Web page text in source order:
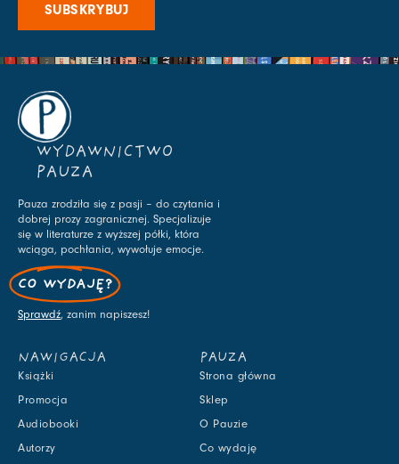
SUBSKRYBUJ
WYDAWNICTWO
PAUZA
Pauza zrodziła się z pasji – do czytania i
dobrej prozy zagranicznej. Specjalizuje
się w literaturze z wyższej półki, która
wciąga, pochłania, wywołuje emocje.
CO WYDAJĘ?
Sprawdź, zanim napiszesz!
NAWIGACJA
Książki
Promocja
Audiobooki
Autorzy
PAUZA
Strona główna
Sklep
O Pauzie
Co wydaję